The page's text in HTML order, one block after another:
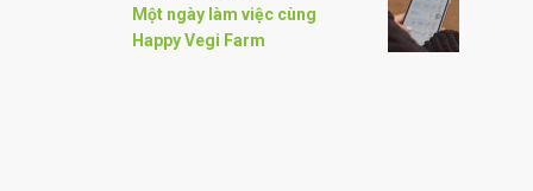
Một ngày làm việc cùng
Happy Vegi Farm